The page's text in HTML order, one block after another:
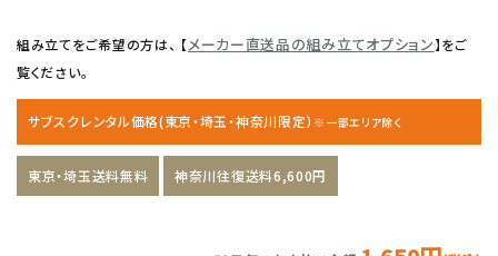
組み立てをご希望の方は、 【メーカー直送品の組み立てオプション】をご
覧ください。
サブスクレンタル価格(東京・埼玉・神奈川限定） ※一部エリア除く
東京・埼玉送料無料 神奈川往復送料6,600円